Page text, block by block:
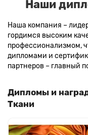
Наши
Наша компания –
гордимся высоким
профессионализмом,
дипломами и
партнеров – главный
Дипломы и
Ткани